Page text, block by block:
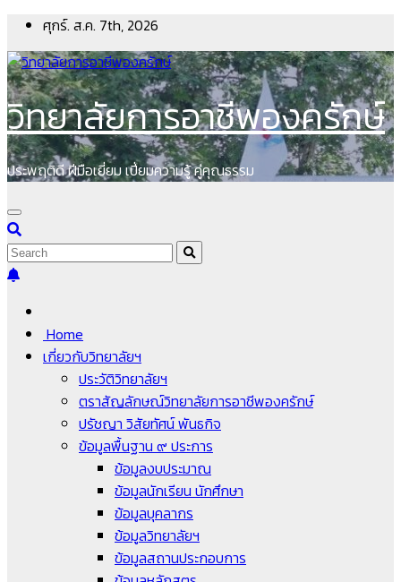
Skip
to
content
ศุกร์. ส.ค. 7th, 2026
วิทยาลัยการอาชีพองครักษ์
ประพฤติดี ฝีมือเยี่ยม เปี่ยมความรู้ คู่คุณธรรม
Home
เกี่ยวกับวิทยาลัยฯ
ประวัติวิทยาลัยฯ
ตราสัญลักษณ์วิทยาลัยการอาชีพองครักษ์
ปรัชญา วิสัยทัศน์ พันธกิจ
ข้อมูลพื้นฐาน ๙ ประการ
ข้อมูลงบประมาณ
ข้อมูลนักเรียน นักศึกษา
ข้อมูลบุคลากร
ข้อมูลวิทยาลัยฯ
ข้อมูลสถานประกอบการ